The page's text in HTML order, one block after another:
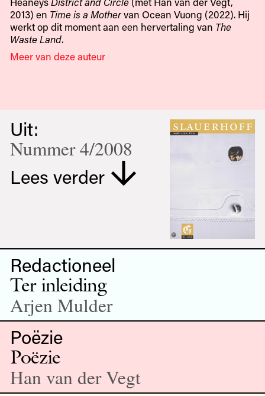
2013) en Time is a Mothervan Ocean Vuong (2022). Hij
werkt op dit moment aan een hervertaling van The
Waste Land.
Meer van deze auteur
Uit:
Nummer 4/2008
Lees verder
Redactioneel
Ter inleiding
Arjen Mulder
Poëzie
Poëzie
Han van der Vegt